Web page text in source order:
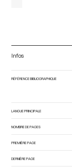
Infos
RÉFÉRENCE BIBLIOGRAPHIQUE
LANGUE PRINCIPALE
NOMBRE DE PAGES
PREMIÈRE PAGE
DERNIÈRE PAGE